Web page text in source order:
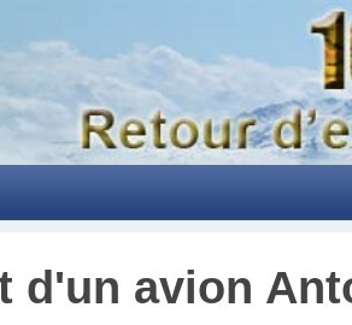
d'un avion